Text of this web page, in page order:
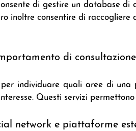
di gestire un database
inoltre consentire di raccogliere
di
per individuare quali aree di
Questi servizi
network e piattaforme